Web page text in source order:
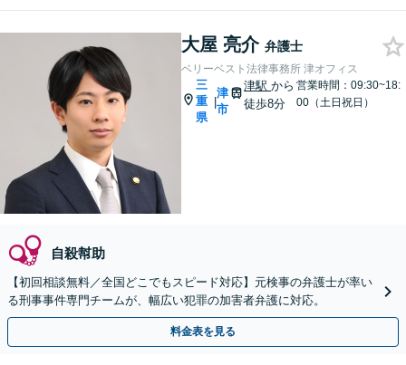
大屋 亮介 弁護士
ベリーベスト法律事務所 津オフィス
三
重
県
|
津
市
津駅から
徒歩8分
営業時間：09:30~18:
00（土日祝日）
自殺幇助
【初回相談無料／全国どこでもスピード対応】元検事の弁護士が率い
る刑事事件専門チームが、幅広い犯罪の加害者弁護に対応。
料金表を見る